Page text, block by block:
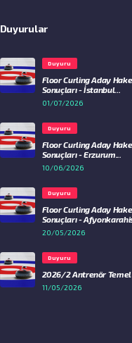
Duyurular
Duyuru
Floor Curling Aday
Sonuçları - İstanbul...
01/07/2026
Duyuru
Floor Curling Aday
Sonuçları - Erzurum...
10/06/2026
Duyuru
Floor Curling Aday
Sonuçları -
20/05/2026
Duyuru
2026/2 Antrenör Temel
11/05/2026